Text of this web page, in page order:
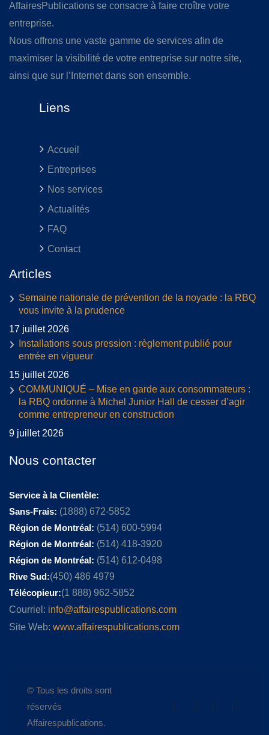
AffairesPublications se consacre à faire croître votre
entreprise.
Nous offrons une vaste gamme de services afin de
maximiser la visibilité de votre entreprise sur notre site,
ainsi que sur l’Internet dans son ensemble.
Liens
Accueil
Entreprises
Nos services
Actualités
FAQ
Contact
Articles
Semaine nationale de prévention de la noyade : la RBQ
vous invite à la prudence
17 juillet 2026
Installations sous pression : règlement publié pour
entrée en vigueur
15 juillet 2026
COMMUNIQUÉ – Mise en garde aux consommateurs :
la RBQ ordonne à Michel Junior Hall de cesser d’agir
comme entrepreneur en construction
9 juillet 2026
Nous contacter
Service à la Clientèle:
Sans-Frais: (1888) 672-5852
Région de Montréal: (514) 600-5994
Région de Montréal: (514) 418-3920
Région de Montréal: (514) 612-0498
Rive Sud:(450) 486 4979
Télécopieur:(1 888) 962-5852
Courriel: info@affairespublications.com
Site Web: www.affairespublications.com
© Tous les droits sont
réservés
Affairespublications.